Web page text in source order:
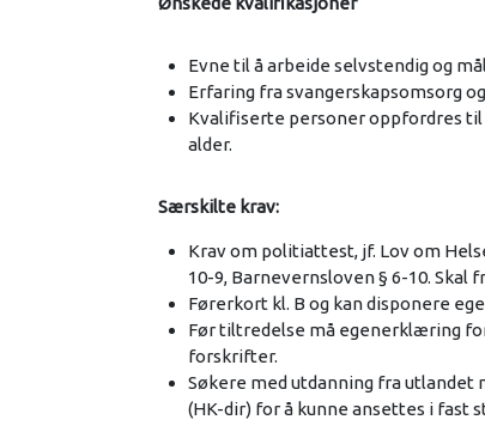
Evne til å arbeide selvstendig og
Erfaring fra svangerskapsomsorg
Kvalifiserte personer oppfordres til
alder.
Særskilte krav:
Krav om politiattest, jf. Lov om
10-9, Barnevernsloven § 6-10.
Førerkort kl. B og kan disponere
Før tiltredelse må egenerklæring
forskrifter.
Søkere med utdanning fra
(HK-dir) for å kunne ansettes i fast